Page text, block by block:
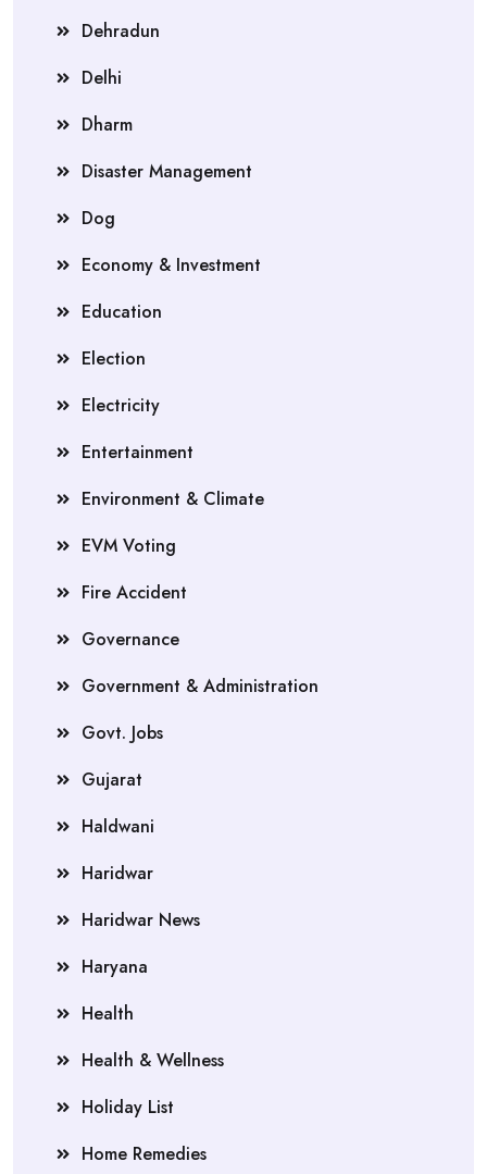
Dehradun
Delhi
Dharm
Disaster Management
Dog
Economy & Investment
Education
Election
Electricity
Entertainment
Environment & Climate
EVM Voting
Fire Accident
Governance
Government & Administration
Govt. Jobs
Gujarat
Haldwani
Haridwar
Haridwar News
Haryana
Health
Health & Wellness
Holiday List
Home Remedies